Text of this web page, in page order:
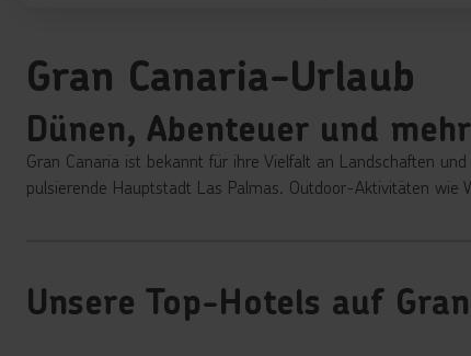
Gran Canaria-Urlaub
Dünen, Abenteuer und mehr
Gran Canaria ist bekannt für ihre Vielfalt an Landschaften
pulsierende Hauptstadt Las Palmas. Outdoor-Aktivitäten wie
Unsere Top-Hotels auf